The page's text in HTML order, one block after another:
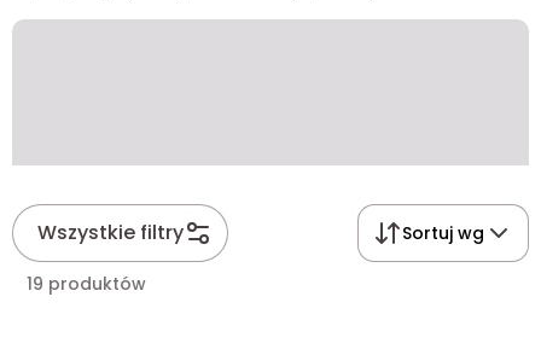
Wszystkie filtry Sortuj wg
19 produktów